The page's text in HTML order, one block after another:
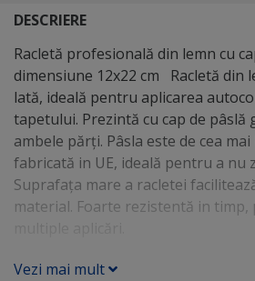
DESCRIERE
Racletă profesională din lemn cu
dimensiune 12x22 cm Racletă din
lată, ideală pentru aplicarea
tapetului. Prezintă cu cap de pâslă
ambele părți. Pâsla este de cea
fabricată in UE, ideală pentru a nu
Suprafața mare a racletei
material. Foarte rezistentă in
Vezi mai mult